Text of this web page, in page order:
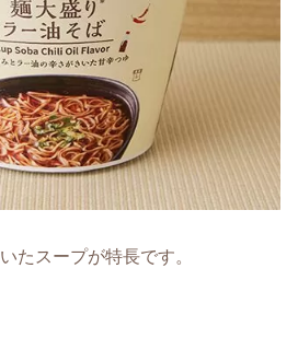
たスープが特長です。